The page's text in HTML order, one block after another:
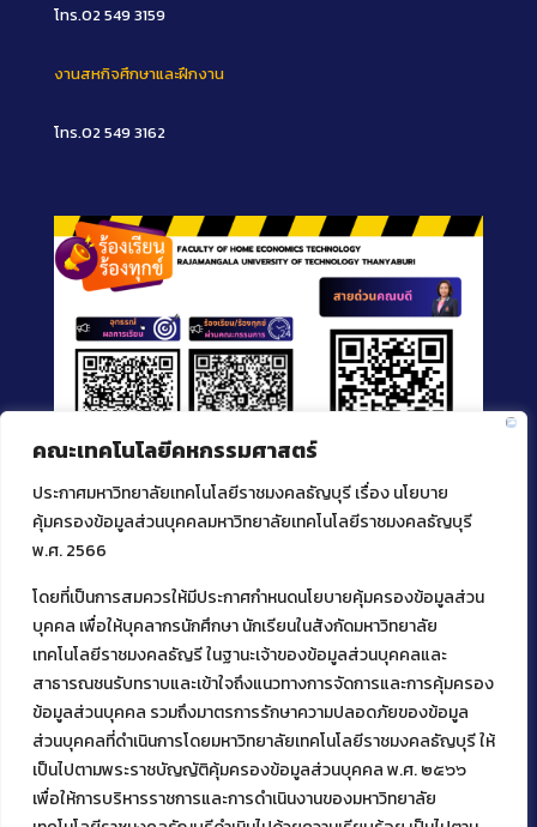
คณะเทคโนโลยีคหกรรมศาสตร์
ประกาศมหาวิทยาลัยเทคโนโลยีราชมงคลธัญบุรี เรื่อง นโยบาย
คุ้มครองข้อมูลส่วนบุคคลมหาวิทยาลัยเทคโนโลยีราชมงคลธัญบุรี
พ.ศ. 2566
โดยที่เป็นการสมควรให้มีประกาศกำหนดนโยบายคุ้มครองข้อมูลส่วน
บุคคล เพื่อให้บุคลากรนักศึกษา นักเรียนในสังกัดมหาวิทยาลัย
เทคโนโลยีราชมงคลธัญรี ในฐานะเจ้าของข้อมูลส่วนบุคคลและ
สาธารณชนรับทราบและเข้าใจถึงแนวทางการจัดการและการคุ้มครอง
ข้อมูลส่วนบุคคล รวมถึงมาตรการรักษาความปลอดภัยของข้อมูล
ส่วนบุคคลที่ดำเนินการโดยมหาวิทยาลัยเทคโนโลยีราชมงคลธัญบุรี ให้
เป็นไปตามพระราชบัญญัติคุ้มครองข้อมูลส่วนบุคคล พ.ศ. ๒๕๖๖
เพื่อให้การบริหารราชการและการดำเนินงานของมหาวิทยาลัย
โทร.02 549 3159
งานสหกิจศึกษาและฝึกงาน
โทร.02 549 3162
ติดต่อคณะเทคโนโลยีคหกรรมศาสตร์
39 หมู่ 1
ต.คลองหก อ. คลองหลวง
จ.ปทุมธานี 12120
โทร 02 549 3161